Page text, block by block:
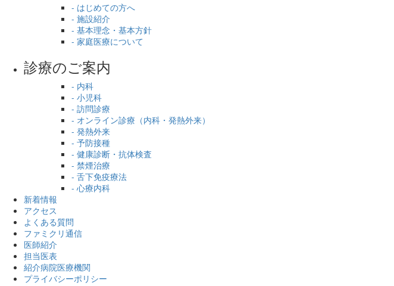
- はじめての方へ
- 施設紹介
- 基本理念・基本方針
- 家庭医療について
診療のご案内
- 内科
- 小児科
- 訪問診療
- オンライン診療（内科・発熱外来）
- 発熱外来
- 予防接種
- 健康診断・抗体検査
- 禁煙治療
- 舌下免疫療法
- 心療内科
新着情報
アクセス
よくある質問
ファミクリ通信
医師紹介
担当医表
紹介病院医療機関
プライバシーポリシー